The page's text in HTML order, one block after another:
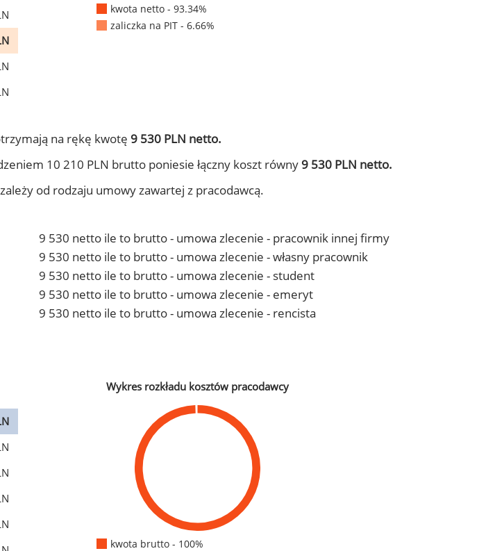
kwota netto - 93.34%
zaliczka na PIT - 6.66%
na rękę kwotę 9 530 PLN netto.
10 210 PLN brutto poniesie łączny koszt równy 9 530 PLN netto.
od rodzaju umowy zawartej z pracodawcą.
9 530 netto ile to brutto - umowa zlecenie - pracownik innej firmy
9 530 netto ile to brutto - umowa zlecenie - własny pracownik
9 530 netto ile to brutto - umowa zlecenie - student
9 530 netto ile to brutto - umowa zlecenie - emeryt
9 530 netto ile to brutto - umowa zlecenie - rencista
Wykres rozkładu kosztów pracodawcy
kwota brutto - 100%